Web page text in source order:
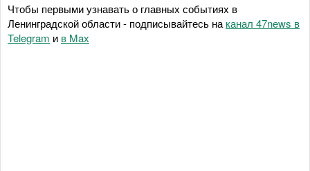
Чтобы первыми узнавать о главных событиях в
Ленинградской области - подписывайтесь на канал 47news в
Telegram и в Maх